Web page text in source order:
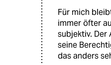
Für mich
immer öfter
subjektiv. Der
seine
das anders